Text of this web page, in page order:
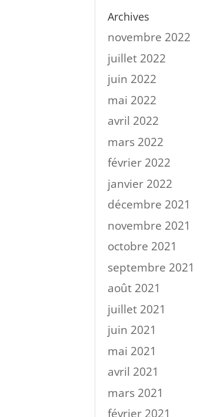
Archives
novembre 2022
juillet 2022
juin 2022
mai 2022
avril 2022
mars 2022
février 2022
janvier 2022
décembre 2021
novembre 2021
octobre 2021
septembre 2021
août 2021
juillet 2021
juin 2021
mai 2021
avril 2021
mars 2021
février 2021